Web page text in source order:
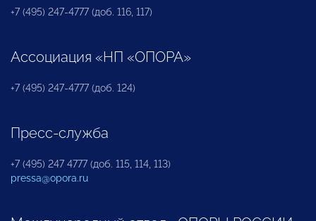
+7 (495) 247-4777 (доб. 116, 117)
Ассоциация «НП «ОПОРА»
+7 (495) 247-4777 (доб. 124)
Пресс-служба
+7 (495) 247 4777 (доб. 115, 114, 113)
pressa@opora.ru